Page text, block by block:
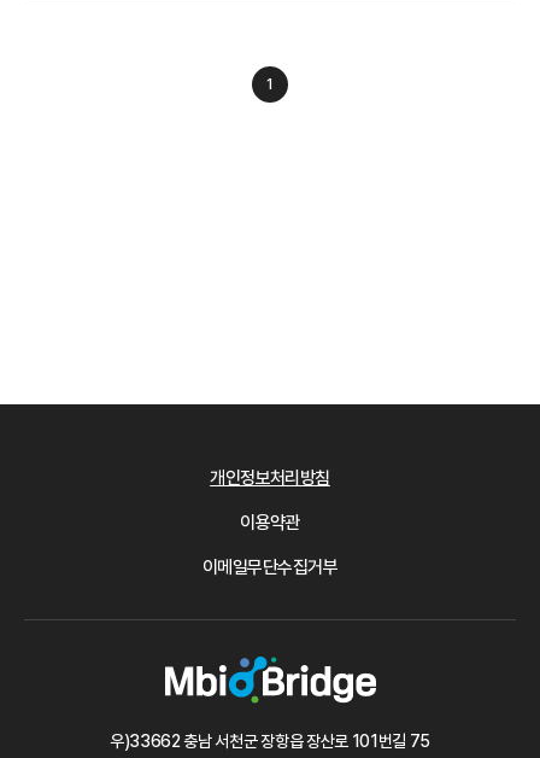
1
개인정보처리방침
이용약관
이메일무단수집거부
우)33662 충남 서천군 장항읍 장산로 101번길 75